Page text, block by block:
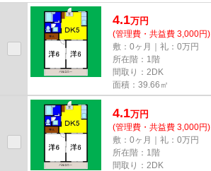
あり、移動範囲も広がります...
4.1万円
(管理費・共益費 3,000円)
敷：0ヶ月｜礼：0万円
所在階：1階
間取り：2DK
面積：39.66㎡
4.1万円
(管理費・共益費 3,000円)
敷：0ヶ月｜礼：0万円
所在階：1階
間取り：2DK